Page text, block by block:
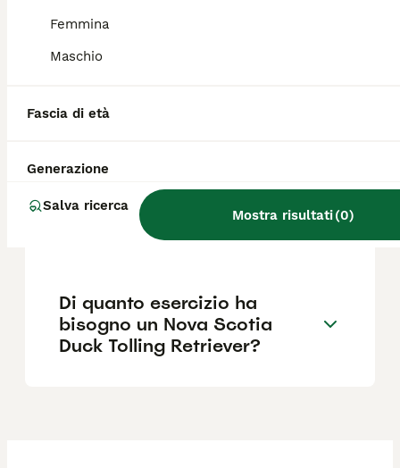
Femmina
Maschio
Fascia di età
Generazione
Salva ricerca
Mostra risultati(0)
garantirgli esercizio fisico e stimolazione
Scotia Toller cost?
Quali sono i difetti del Nova
Scotia Duck Tolling
Retriever?
Di quanto esercizio ha
bisogno un Nova Scotia
Duck Tolling Retriever?